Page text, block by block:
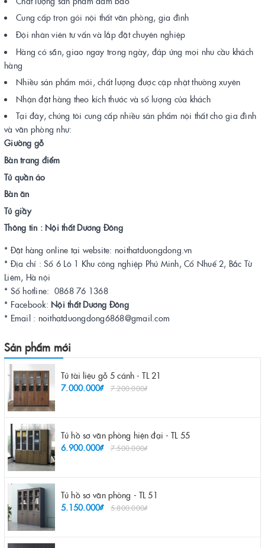
Cung cấp trọn gói nội thất văn phòng, gia đình
Đội nhân viên tư vấn và lắp đặt chuyên nghiệp
Hàng có sẵn, giao ngay trong ngày, đáp ứng mọi nhu cầu khách
hàng
Nhiều sản phẩm mới, chất lượng được cập nhật thường xuyên
Nhận đặt hàng theo kích thước và số lượng của khách
Tại đây, chúng tôi cung cấp nhiều sản phẩm nội thất cho gia đình
và văn phòng như:
Giường gỗ
Bàn trang điểm
Tủ quần áo
Bàn ăn
Tủ giầy
Thông tin : Nội thất Dương Đông
* Đặt hàng online tại website: noithatduongdong.vn
* Địa chỉ : Số 6 Lô 1 Khu công nghiệp Phú Minh, Cổ Nhuế 2, Bắc Từ
Liêm, Hà nội
* Số hotline: 0868 76 1368
* Facebook: Nội thất Dương Đông
* Email : noithatduongdong6868@gmail.com
Sản phẩm mới
Tủ tài liệu gỗ 5 cánh - TL 21
7.000.000₫
7.200.000₫
Tủ hồ sơ văn phòng hiện đại - TL 55
6.900.000₫
7.500.000₫
Tủ hồ sơ văn phòng - TL 51
5.150.000₫
5.800.000₫